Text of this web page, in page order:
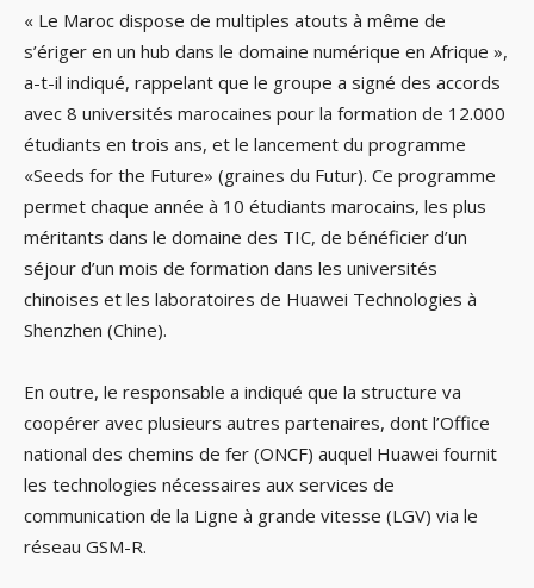
« Le Maroc dispose de multiples atouts à même de
s’ériger en un hub dans le domaine numérique en Afrique »,
a-t-il indiqué, rappelant que le groupe a signé des accords
avec 8 universités marocaines pour la formation de 12.000
étudiants en trois ans, et le lancement du programme
«Seeds for the Future» (graines du Futur). Ce programme
permet chaque année à 10 étudiants marocains, les plus
méritants dans le domaine des TIC, de bénéficier d’un
séjour d’un mois de formation dans les universités
chinoises et les laboratoires de Huawei Technologies à
Shenzhen (Chine).
En outre, le responsable a indiqué que la structure va
coopérer avec plusieurs autres partenaires, dont l’Office
national des chemins de fer (ONCF) auquel Huawei fournit
les technologies nécessaires aux services de
communication de la Ligne à grande vitesse (LGV) via le
réseau GSM-R.